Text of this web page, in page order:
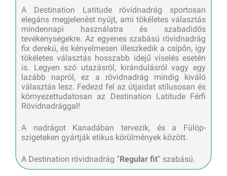
A Destination Latitude rövidnadrág sportosan
elegáns megjelenést nyújt, ami tökéletes választás
mindennapi használatra és szabadidős
tevékenységekre. Az egyenes szabású rövidnadrág
fix derekú, és kényelmesen illeszkedik a csípőn, így
tökéletes választás hosszabb idejű viselés esetén
is. Legyen szó utazásról, kirándulásról vagy egy
lazább napról, ez a rövidnadrág mindig kiváló
választás lesz. Fedezd fel az útjaidat stílusosan és
környezettudatosan az Destination Latitude Férfi
Rövidnadrággal!
A nadrágot Kanadában tervezik, és a Fülöp-
szigeteken gyártják etikus körülmények között.
A Destination rövidnadrág “Regular fit” szabású.